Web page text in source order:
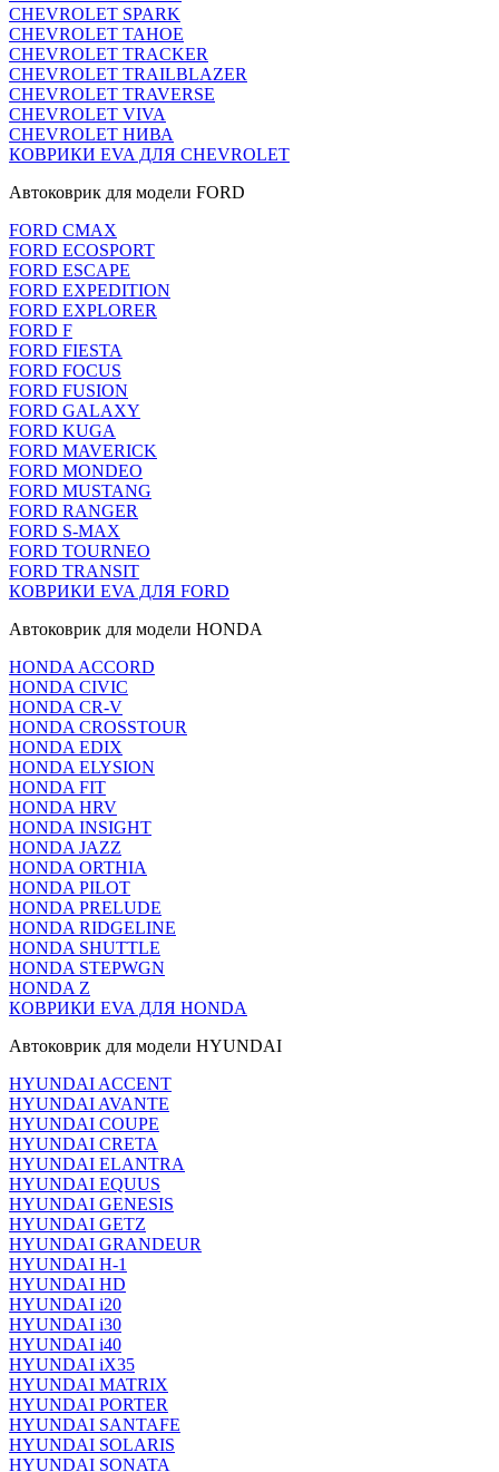
CHEVROLET SPARK
CHEVROLET TAHOE
CHEVROLET TRACKER
CHEVROLET TRAILBLAZER
CHEVROLET TRAVERSE
CHEVROLET VIVA
CHEVROLET НИВА
КОВРИКИ EVA ДЛЯ CHEVROLET
Автоковрик для модели FORD
FORD CMAX
FORD ECOSPORT
FORD ESCAPE
FORD EXPEDITION
FORD EXPLORER
FORD F
FORD FIESTA
FORD FOCUS
FORD FUSION
FORD GALAXY
FORD KUGA
FORD MAVERICK
FORD MONDEO
FORD MUSTANG
FORD RANGER
FORD S-MAX
FORD TOURNEO
FORD TRANSIT
КОВРИКИ EVA ДЛЯ FORD
Автоковрик для модели HONDA
HONDA ACCORD
HONDA CIVIC
HONDA CR-V
HONDA CROSSTOUR
HONDA EDIX
HONDA ELYSION
HONDA FIT
HONDA HRV
HONDA INSIGHT
HONDA JAZZ
HONDA ORTHIA
HONDA PILOT
HONDA PRELUDE
HONDA RIDGELINE
HONDA SHUTTLE
HONDA STEPWGN
HONDA Z
КОВРИКИ EVA ДЛЯ HONDA
Автоковрик для модели HYUNDAI
HYUNDAI ACCENT
HYUNDAI AVANTE
HYUNDAI COUPE
HYUNDAI CRETA
HYUNDAI ELANTRA
HYUNDAI EQUUS
HYUNDAI GENESIS
HYUNDAI GETZ
HYUNDAI GRANDEUR
HYUNDAI H-1
HYUNDAI HD
HYUNDAI i20
HYUNDAI i30
HYUNDAI i40
HYUNDAI iX35
HYUNDAI MATRIX
HYUNDAI PORTER
HYUNDAI SANTAFE
HYUNDAI SOLARIS
HYUNDAI SONATA